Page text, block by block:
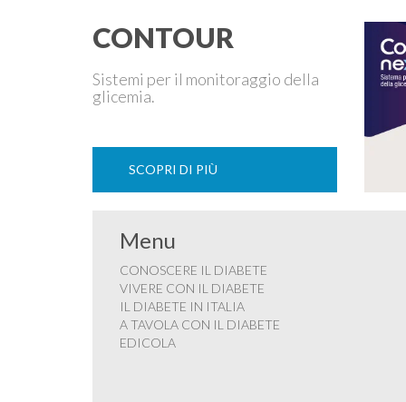
CONTOUR
Sistemi per il monitoraggio della
glicemia.
SCOPRI DI PIÙ
Menu
CONOSCERE IL DIABETE
VIVERE CON IL DIABETE
IL DIABETE IN ITALIA
A TAVOLA CON IL DIABETE
EDICOLA